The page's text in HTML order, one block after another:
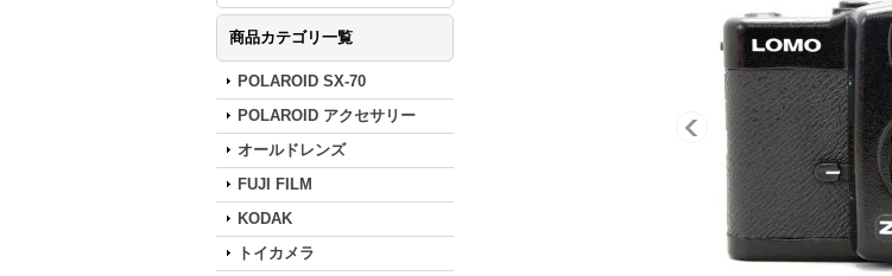
商品カテゴリ一覧
POLAROID SX-70
POLAROID アクセサリー
オールドレンズ
FUJI FILM
KODAK
トイカメラ